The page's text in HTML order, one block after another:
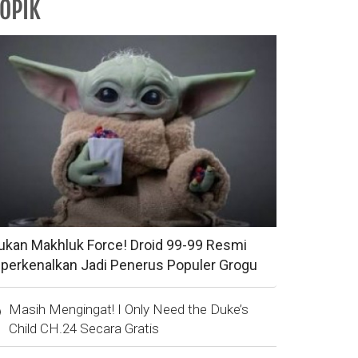
Makhluk Force! Droid 99-99 Resmi
Jadi Penerus Populer Grogu
Masih Mengingat! I Only Need the Duke’s
Child CH.24 Secara Gratis